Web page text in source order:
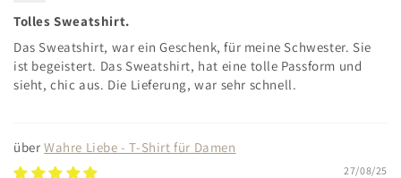
Tolles Sweatshirt.
Das Sweatshirt, war ein Geschenk, für meine Schwester. Sie
ist begeistert. Das Sweatshirt, hat eine tolle Passform und
sieht, chic aus. Die Lieferung, war sehr schnell.
Wahre Liebe - T-Shirt für Damen
27/08/25